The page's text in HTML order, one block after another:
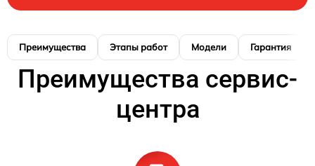
Преимущества Этапы работ Модели Гарантия
Преимущества сервис-
центра